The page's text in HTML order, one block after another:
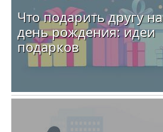
Что подарить другу на
день рождения: идеи
подарков